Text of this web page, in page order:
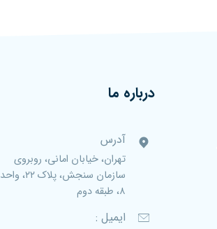
درباره ما
آدرس
تهران، خیابان امانی، روبروی
سازمان سنجش، پلاک ۲۲، واحد
۸، طبقه دوم
ایمیل :